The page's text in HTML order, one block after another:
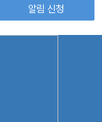
알림 신청